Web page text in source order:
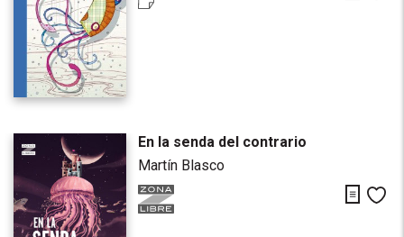
En la senda del contrario
Martín Blasco